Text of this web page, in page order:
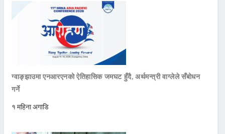
ग्वाङ्झाउमा एनआरएनको ऐतिहासिक जमघट हुँदै, अर्थमन्त्री वाग्लेले सँबोधन
गर्ने
१ महिना अगाडि